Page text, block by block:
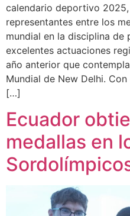
calendario deportivo
representantes entre los
mundial en la disciplina de
excelentes actuaciones
año anterior que
Mundial de New Delhi.
[…]
Ecuador
medallas en